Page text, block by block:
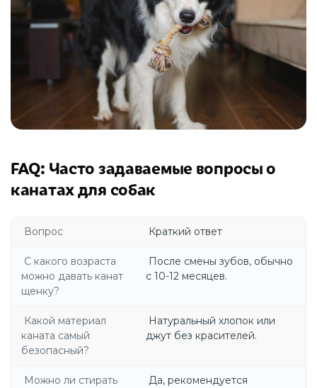
FAQ: Часто задаваемые вопросы о
канатах для собак
Вопрос Краткий ответ
С какого возраста
можно давать канат
щенку?
После смены зубов, обычно
с 10-12 месяцев.
Какой материал
каната самый
безопасный?
Натуральный хлопок или
джут без красителей.
Можно ли стирать
Да, рекомендуется